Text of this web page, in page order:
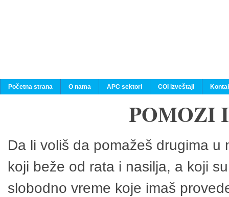
Početna strana O nama APC sektori COI izveštaji
POMOZI
Da li voliš da pomažeš drugima
koji beže od rata i nasilja, a koji
slobodno vreme koje imaš